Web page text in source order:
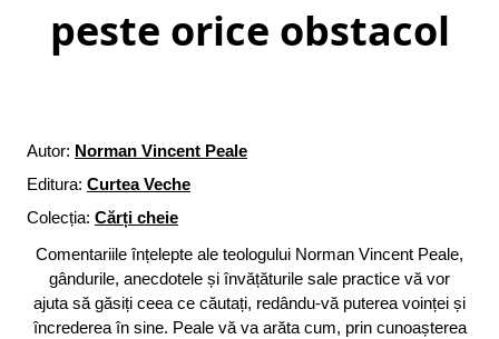
peste orice obstacol
Autor: Norman Vincent Peale
Editura: Curtea Veche
Colecția: Cărți cheie
Comentariile înțelepte ale teologului Norman Vincent Peale,
gândurile, anecdotele și învățăturile sale practice vă vor
ajuta să găsiți ceea ce căutați, redându-vă puterea voinței și
încrederea în sine. Peale vă va arăta cum, prin cunoașterea